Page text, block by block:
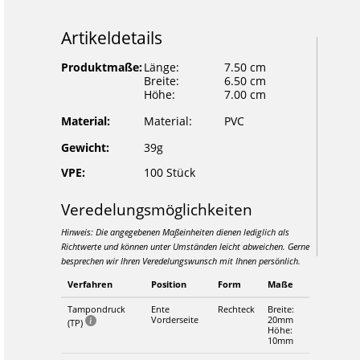
Artikeldetails
Produktmaße:Länge:
7.50 cm
Breite:
6.50 cm
Höhe:
7.00 cm
Material:
Material:
PVC
Gewicht:
39g
VPE:
100 Stück
Veredelungsmöglichkeiten
Hinweis: Die angegebenen Maßeinheiten dienen lediglich als
Richtwerte und können unter Umständen leicht abweichen. Gerne
besprechen wir Ihren Veredelungswunsch mit Ihnen persönlich.
Verfahren Position Form Maße
Tampondruck
(TP)
Ente
Vorderseite
Rechteck
Breite:
20mm
Höhe:
10mm